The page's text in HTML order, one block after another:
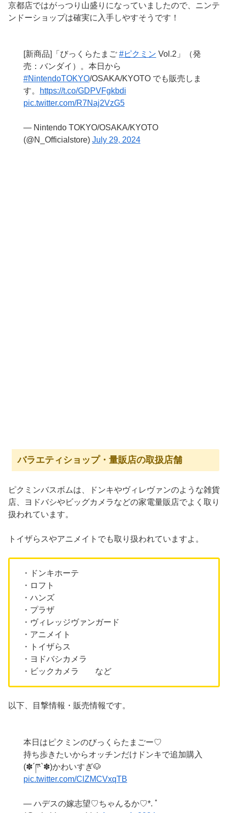
京都店ではがっつり山盛りになっていましたので、ニンテ
ンドーショップは確実に入手しやすそうです！
[新商品]「びっくらたまご #ピクミン Vol.2」（発
売：バンダイ）。本日から
#NintendoTOKYO/OSAKA/KYOTO でも販売しま
す。
https://t.co/GDPVFgkbdi
pic.twitter.com/R7Naj2VzG5
— Nintendo TOKYO/OSAKA/KYOTO
(@N_Officialstore) July 29, 2024
バラエティショップ・量販店の取扱店舗
ピクミンバスボムは、ドンキやヴィレヴァンのような雑貨
店、ヨドバシやビッグカメラなどの家電量販店でよく取り
扱われています。
トイザらスやアニメイトでも取り扱われていますよ。
・ドンキホーテ
・ロフト
・ハンズ
・プラザ
・ヴィレッジヴァンガード
・アニメイト
・トイザらス
・ヨドバシカメラ
・ビックカメラ など
以下、目撃情報・販売情報です。
本日はピクミンのびっくらたまごー♡
持ち歩きたいからオッチンだけドンキで追加購入
(✽︎´ཫ`✽︎)かわいすぎ🐶
pic.twitter.com/ClZMCVxqTB
— ハデスの嫁志望♡ちゃんるか♡*. ﾟ